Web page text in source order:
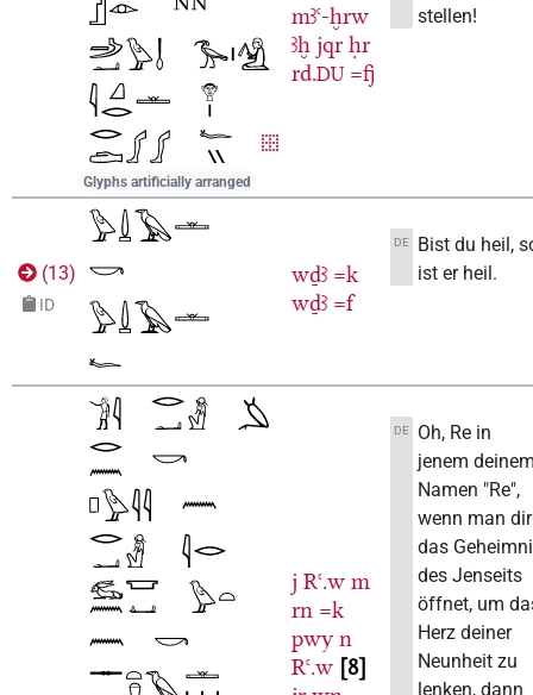
Glyphs artificially arranged
mꜣꜥ-ḫrw
ꜣḫ jqr ḥr
rd.DU =fj
stellen!
(13)
ID
wḏꜣ =k
wḏꜣ =f
DE
Bist du heil,
ist er heil.
j Rꜥ.w m
rn =k
pwy n
Rꜥ.w 8
DE
Oh, Re in
jenem
Namen "Re",
wenn man dir
das
des Jenseits
öffnet, um
Herz deiner
Neunheit zu
lenken, dann